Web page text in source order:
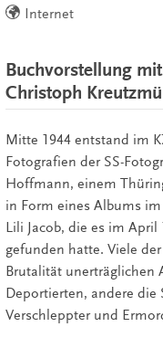
Internet
Buchvorstellung
Christoph
Mitte 1944 entstand im
Fotografien der SS-
Hoffmann, einem
in Form eines Albums
Lili Jacob, die es im
gefunden hatte. Viele
Brutalität unerträglichen
Deportierten, andere die
Verschleppter und